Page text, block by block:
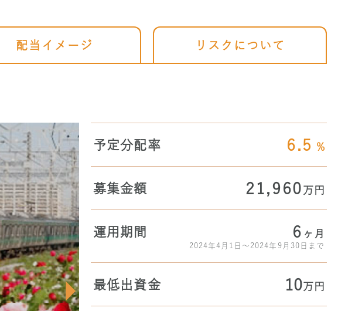
配当イメージ リスクについて
予定分配率 6.5 %
募集金額 21,960 万円
運用期間 6 ヶ月
2024年4月1日～2024年9月30日まで
最低出資金 10万円